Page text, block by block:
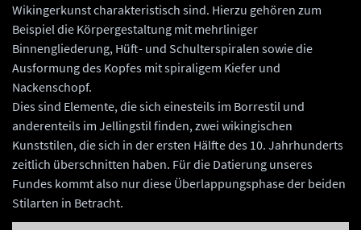
Wikingerkunst charakteristisch sind. Hierzu gehören zum
Beispiel die Körpergestaltung mit mehrliniger
Binnengliederung, Hüft- und Schulterspiralen sowie die
Ausformung des Kopfes mit spiraligem Kiefer und
Nackenschopf.
Dies sind Elemente, die sich einesteils im Borrestil und
anderenteils im Jellingstil finden, zwei wikingischen
Kunststilen, die sich in der ersten Hälfte des 10. Jahrhunderts
zeitlich überschnitten haben. Für die Datierung unseres
Fundes kommt also nur diese Überlappungsphase der beiden
Stilarten in Betracht.